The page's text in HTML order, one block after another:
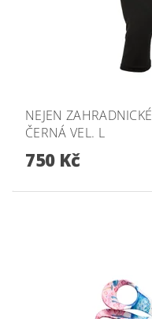
NEJEN
ČERNÁ VEL. L
750 Kč